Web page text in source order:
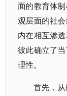
面的教育体
观层面的社
内在相互渗
彼此确立了
理性。
首先，